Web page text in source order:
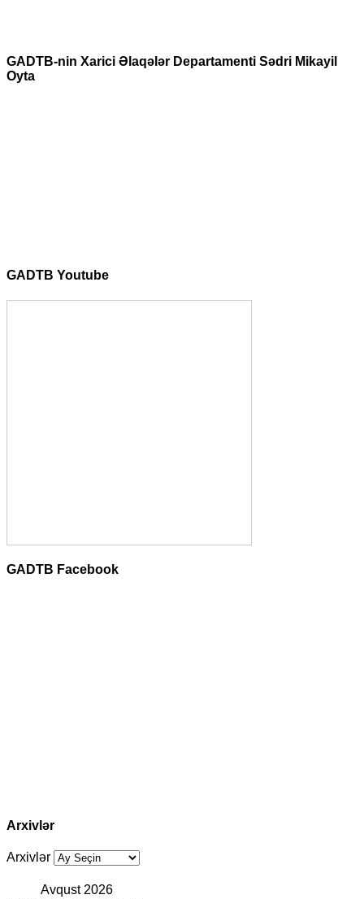
GADTB-nin Xarici Əlaqələr Departamenti Sədri Mikayil
Oyta
GADTB Youtube
GADTB Facebook
Arxivlər
Arxivlər
Avqust 2026